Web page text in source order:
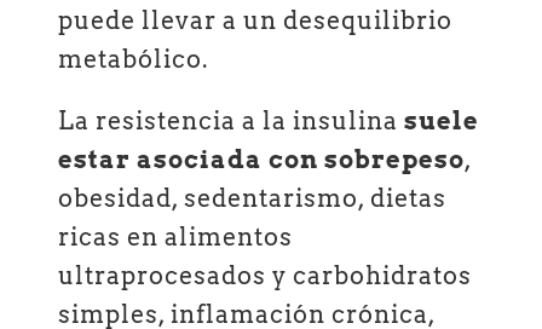
puede llevar a un desequilibrio
metabólico.
La resistencia a la insulinasuele
estar asociada con sobrepeso,
obesidad, sedentarismo, dietas
ricas en alimentos
ultraprocesados y carbohidratos
simples, inflamación crónica,